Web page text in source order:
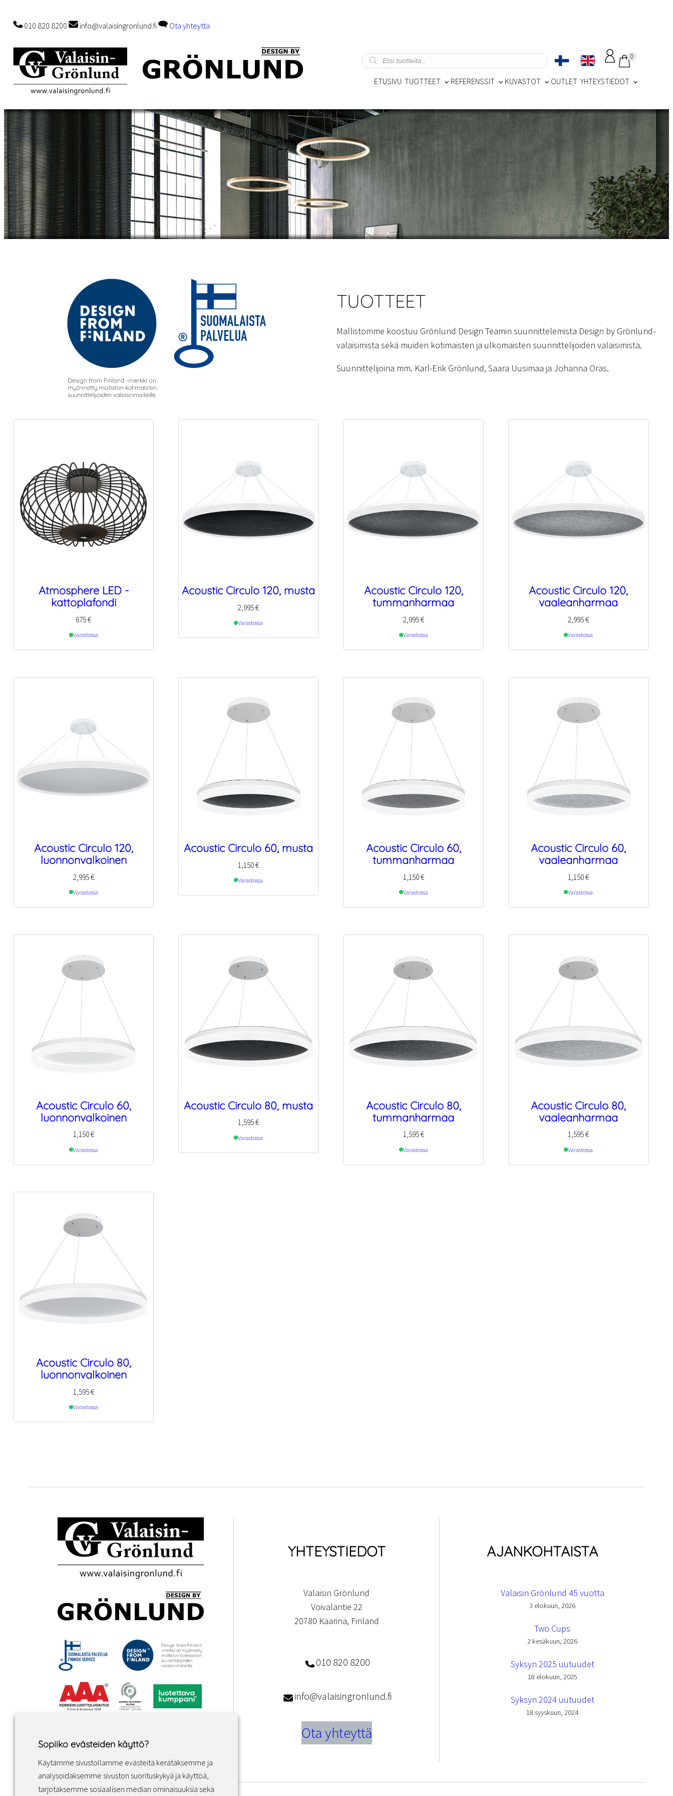
010 820 8200 info@valaisingronlund.fi Ota yhteyttä
Products
search
0
ETUSIVU TUOTTEET REFERENSSIT KUVASTOT OUTLET YHTEYSTIEDOT
TUOTTEET
Mallistomme koostuu Grönlund Design Teamin suunnittelemista Design by Grönlund-
valaisimista sekä muiden kotimaisten ja ulkomaisten suunnittelijoiden valaisimista.
Suunnittelijoina mm. Karl-Erik Grönlund, Saara Uusimaa ja Johanna Oras.
Atmosphere LED -
kattoplafondi
675€
Varastossa
Acoustic Circulo 120, musta
2,995€
Varastossa
Acoustic Circulo 120,
tummanharmaa
2,995€
Varastossa
Acoustic Circulo 120,
vaaleanharmaa
2,995€
Varastossa
Acoustic Circulo 120,
luonnonvalkoinen
2,995€
Varastossa
Acoustic Circulo 60, musta
1,150€
Varastossa
Acoustic Circulo 60,
tummanharmaa
1,150€
Varastossa
Acoustic Circulo 60,
vaaleanharmaa
1,150€
Varastossa
Acoustic Circulo 60,
luonnonvalkoinen
1,150€
Varastossa
Acoustic Circulo 80, musta
1,595€
Varastossa
Acoustic Circulo 80,
tummanharmaa
1,595€
Varastossa
Acoustic Circulo 80,
vaaleanharmaa
1,595€
Varastossa
Acoustic Circulo 80,
luonnonvalkoinen
1,595€
Varastossa
YHTEYSTIEDOT
Valaisin Grönlund
Voivalantie 22
20780 Kaarina, Finland
010 820 8200
info@valaisingronlund.fi
Ota yhteyttä
AJANKOHTAISTA
Valaisin Grönlund 45 vuotta
3 elokuun, 2026
Two Cups
2 kesäkuun, 2026
Syksyn 2025 uutuudet
18 elokuun, 2025
Syksyn 2024 uutuudet
18 syyskuun, 2024
Sopiiko evästeiden käyttö?
Käytämme sivustollamme evästeitä kerätäksemme ja
analysoidaksemme sivuston suorituskykyä ja käyttöä,
tarjotaksemme sosiaalisen median ominaisuuksia sekä